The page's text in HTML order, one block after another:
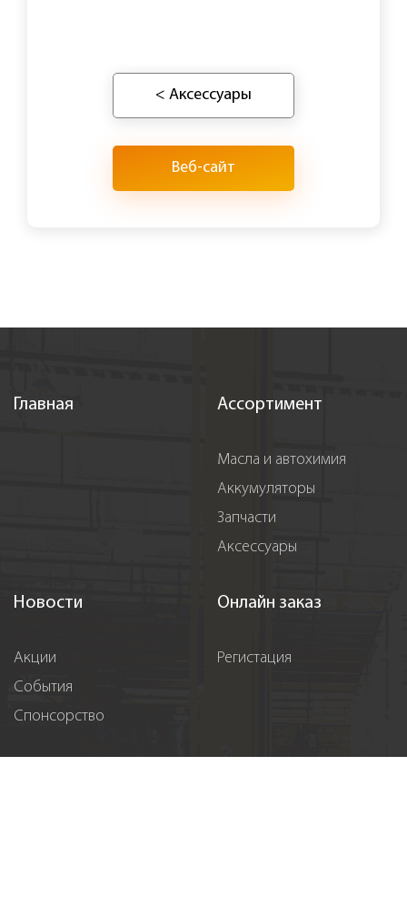
< Аксессуары
Веб-сайт
Главная Ассортимент
Масла и автохимия
Аккумуляторы
Запчасти
Аксессуары
Новости
Акции
События
Спонсорство
Онлайн заказ
Регистация